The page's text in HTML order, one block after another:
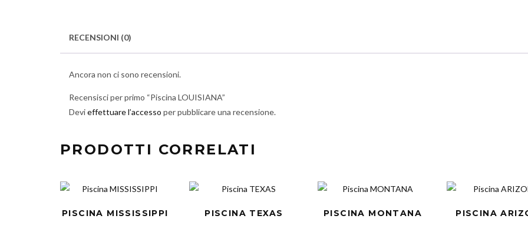
RECENSIONI (0)
Ancora non ci sono recensioni.
Recensisci per primo “Piscina LOUISIANA”
Devieffettuare l’accesso per pubblicare una recensione.
PRODOTTI CORRELATI
PISCINA MISSISSIPPI PISCINA TEXAS PISCINA MONTANA PISCINA